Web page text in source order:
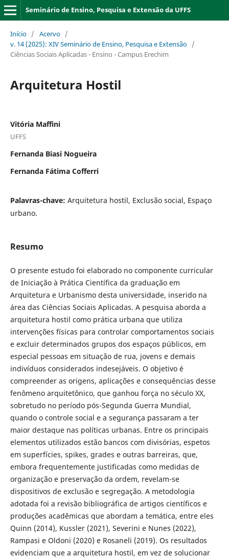
Seminário de Ensino, Pesquisa e Extensão da UFFS
Início / Acervo /
v. 14 (2025): XIV Seminário de Ensino, Pesquisa e Extensão /
Ciências Sociais Aplicadas - Ensino - Campus Erechim
Arquitetura Hostil
Vitória Maffini
UFFS
Fernanda Biasi Nogueira
Fernanda Fátima Cofferri
Palavras-chave: Arquitetura hostil, Exclusão social, Espaço
urbano.
Resumo
O presente estudo foi elaborado no componente curricular
de Iniciação à Prática Científica da graduação em
Arquitetura e Urbanismo desta universidade, inserido na
área das Ciências Sociais Aplicadas. A pesquisa aborda a
arquitetura hostil como prática urbana que utiliza
intervenções físicas para controlar comportamentos sociais
e excluir determinados grupos dos espaços públicos, em
especial pessoas em situação de rua, jovens e demais
indivíduos considerados indesejáveis. O objetivo é
compreender as origens, aplicações e consequências desse
fenômeno arquitetônico, que ganhou força no século XX,
sobretudo no período pós-Segunda Guerra Mundial,
quando o controle social e a segurança passaram a ter
maior destaque nas políticas urbanas. Entre os principais
elementos utilizados estão bancos com divisórias, espetos
em superfícies, spikes, grades e outras barreiras, que,
embora frequentemente justificadas como medidas de
organização e preservação da ordem, revelam-se
dispositivos de exclusão e segregação. A metodologia
adotada foi a revisão bibliográfica de artigos científicos e
produções acadêmicas que abordam a temática, entre eles
Quinn (2014), Kussler (2021), Severini e Nunes (2022),
Rampasi e Oldoni (2020) e Rosaneli (2019). Os resultados
evidenciam que a arquitetura hostil, em vez de solucionar